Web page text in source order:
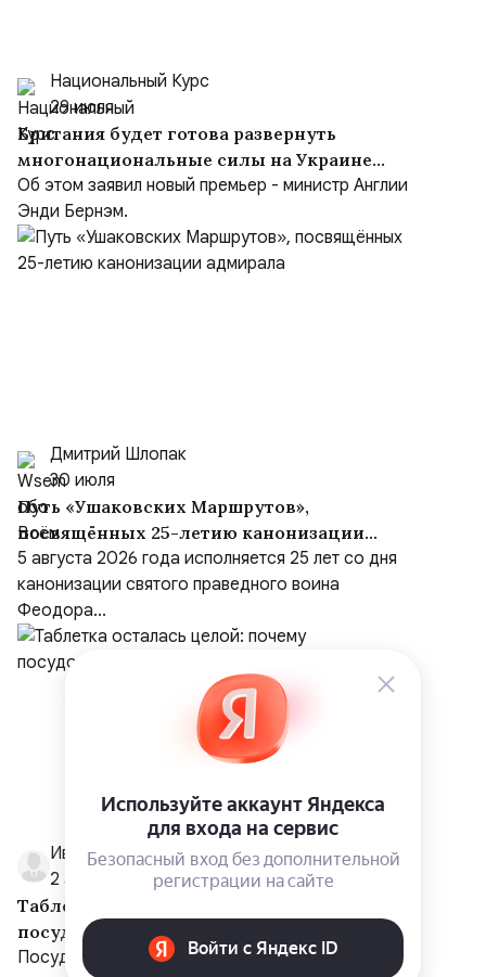
Национальный Курс
29 июля
Британия будет готова развернуть
многонациональные силы на Украине
после заключения мирного соглашения
Об этом заявил новый премьер - министр Англии
Энди Бернэм.
Дмитрий Шлопак
30 июля
Путь «Ушаковских Маршрутов»,
посвящённых 25-летию канонизации
адмирала
5 августа 2026 года исполняется 25 лет со дня
канонизации святого праведного воина
Феодора...
Иван Умнов
2 августа
Таблетка осталась целой: почему
посудомоечная машина не растворяет
средство
Посудомойка закончила цикл, но результат явно